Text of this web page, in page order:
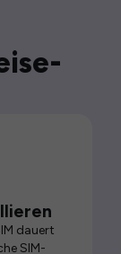
dauert
SIM-